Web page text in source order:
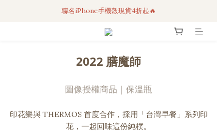
3C科技好物｜任選2件95折！
聯名iPhone手機殼現貨4折起🔥
超人氣聯名自動傘任2件9折！
3C科技好物｜任選2件95折！
2022 膳魔師
圖像授權商品｜保溫瓶
印花樂與 THERMOS 首度合作，採用「台灣早餐」系列印
花，一起回味這份純樸。